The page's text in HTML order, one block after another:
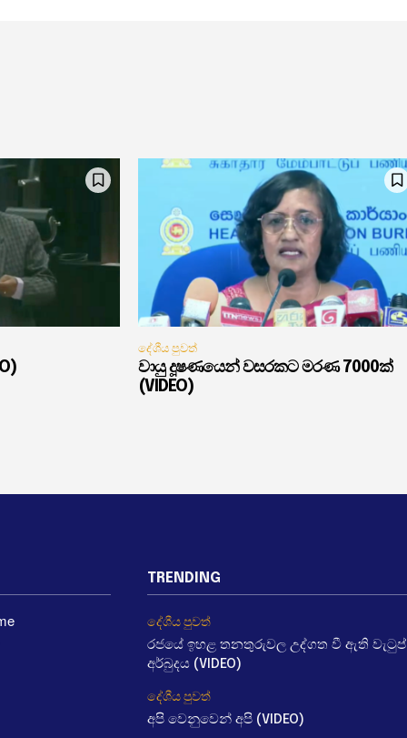
දේශීය පුවත්
වායු දූෂණයෙන් වසරකට මරණ 7000ක්
(VIDEO)
TRENDING
දේශීය පුවත්
රජයේ ඉහළ තනතුරුවල උද්ගත වී ඇති වැටුප්
අර්බුදය (VIDEO)
දේශීය පුවත්
අපි වෙනුවෙන් අපි (VIDEO)